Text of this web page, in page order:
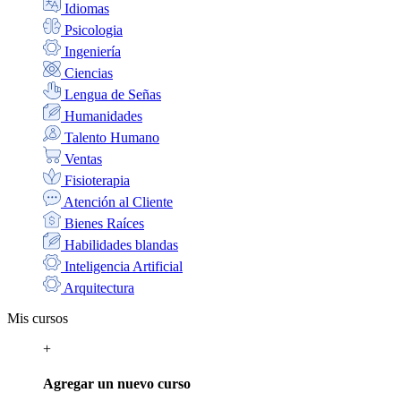
Idiomas
Psicologia
Ingeniería
Ciencias
Lengua de Señas
Humanidades
Talento Humano
Ventas
Fisioterapia
Atención al Cliente
Bienes Raíces
Habilidades blandas
Inteligencia Artificial
Arquitectura
Mis cursos
+
Agregar un nuevo curso